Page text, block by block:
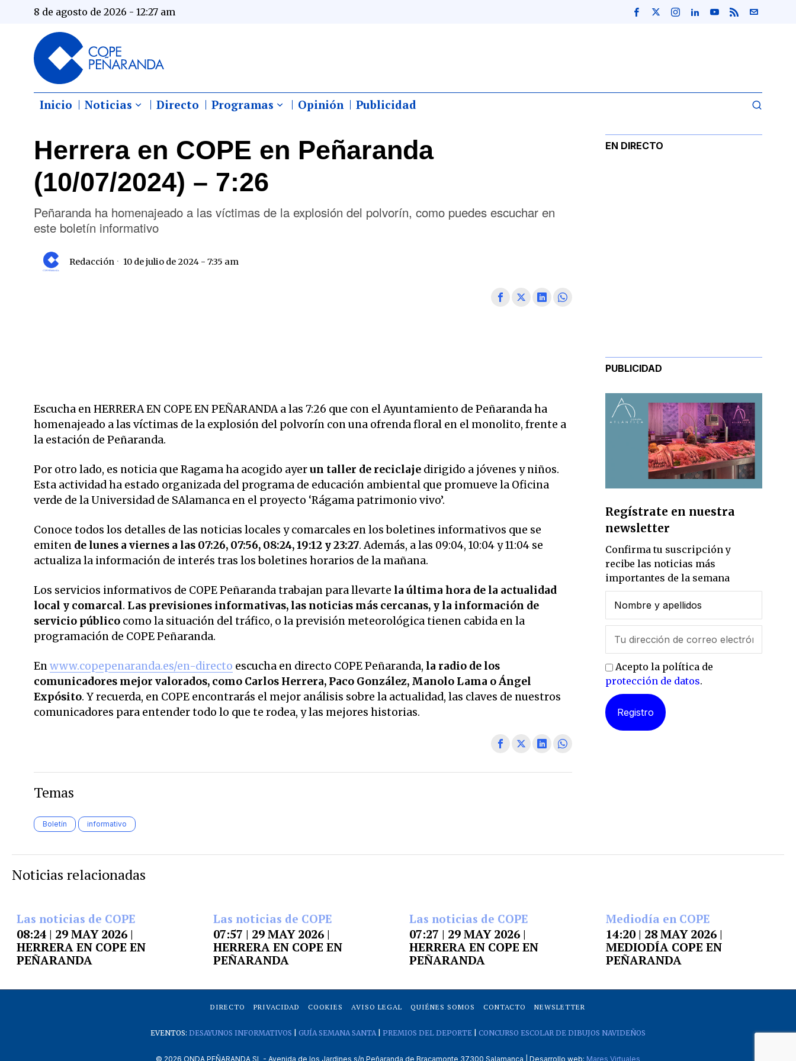
8 de agosto de 2026 - 12:27 am
Inicio Noticias Directo Programas Opinión Publicidad
Herrera en COPE en Peñaranda
(10/07/2024) – 7:26
Peñaranda ha homenajeado a las víctimas de la explosión del polvorín, como puedes escuchar en
este boletín informativo
Redacción 10 de julio de 2024 - 7:35 am
Escucha en HERRERA EN COPE EN PEÑARANDA a las 7:26 que con el Ayuntamiento de Peñaranda ha
homenajeado a las víctimas de la explosión del polvorín con una ofrenda floral en el monolito, frente a
la estación de Peñaranda.
Por otro lado, es noticia que Ragama ha acogido ayerun taller de reciclaje dirigido a jóvenes y niños.
Esta actividad ha estado organizada del programa de educación ambiental que promueve la Oficina
verde de la Universidad de SAlamanca en el proyecto ‘Rágama patrimonio vivo’.
Conoce todos los detalles de las noticias locales y comarcales en los boletines informativos que se
emiten de lunes a viernes a las 07:26, 07:56, 08:24, 19:12 y 23:27. Además, a las 09:04, 10:04 y 11:04 se
actualiza la información de interés tras los boletines horarios de la mañana.
Los servicios informativos de COPE Peñaranda trabajan para llevarte la última hora de la actualidad
local y comarcal. Las previsiones informativas, las noticias más cercanas, y la información de
servicio público como la situación del tráfico, o la previsión meteorológica tienen cabida en la
programación de COPE Peñaranda.
Enwww.copepenaranda.es/en-directo escucha en directo COPE Peñaranda, la radio de los
comunicadores mejor valorados, como Carlos Herrera, Paco González, Manolo Lama o Ángel
Expósito. Y recuerda, en COPE encontrarás el mejor análisis sobre la actualidad, las claves de nuestros
comunicadores para entender todo lo que te rodea, y las mejores historias.
Temas
Boletín informativo
EN DIRECTO
PUBLICIDAD
Regístrate en nuestra
newsletter
Confirma tu suscripción y
recibe las noticias más
importantes de la semana
Acepto la política de
protección de datos.
Noticias relacionadas
Las noticias de COPE
08:24 | 29 MAY 2026 |
HERRERA EN COPE EN
PEÑARANDA
Las noticias de COPE
07:57 | 29 MAY 2026 |
HERRERA EN COPE EN
PEÑARANDA
Las noticias de COPE
07:27 | 29 MAY 2026 |
HERRERA EN COPE EN
PEÑARANDA
Mediodía en COPE
14:20 | 28 MAY 2026 |
MEDIODÍA COPE EN
PEÑARANDA
DIRECTO PRIVACIDAD COOKIES AVISO LEGAL QUIÉNES SOMOS CONTACTO NEWSLETTER
EVENTOS: DESAYUNOS INFORMATIVOS GUÍA SEMANA SANTA| PREMIOS DEL DEPORTE| CONCURSO ESCOLAR DE DIBUJOS NAVIDEÑOS
© 2026 ONDA PEÑARANDA SL - Avenida de los Jardines s/n Peñaranda de Bracamonte 37300 Salamanca | Desarrollo web: Mares Virtuales